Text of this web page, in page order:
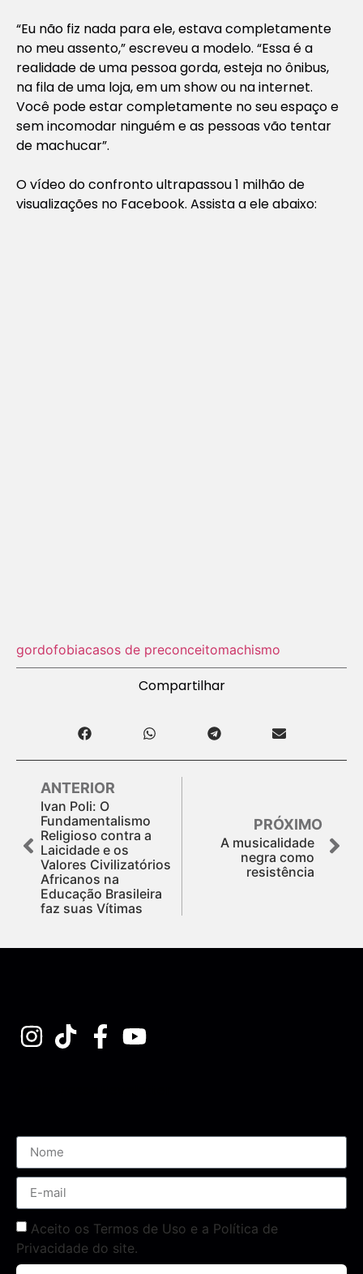
“Eu não fiz nada para ele, estava completamente
no meu assento,” escreveu a modelo. “Essa é a
realidade de uma pessoa gorda, esteja no ônibus,
na fila de uma loja, em um show ou na internet.
Você pode estar completamente no seu espaço e
sem incomodar ninguém e as pessoas vão tentar
de machucar”.
O vídeo do confronto ultrapassou 1 milhão de
visualizações no Facebook. Assista a ele abaixo:
gordofobiacasos de preconceitomachismo
Compartilhar
ANTERIOR
Ivan Poli: O
Fundamentalismo
Religioso contra a
Laicidade e os
Valores Civilizatórios
Africanos na
Educação Brasileira
faz suas Vítimas
PRÓXIMO
A musicalidade
negra como
resistência
Aceito os Termos de Uso e a Política de
Privacidade do site.